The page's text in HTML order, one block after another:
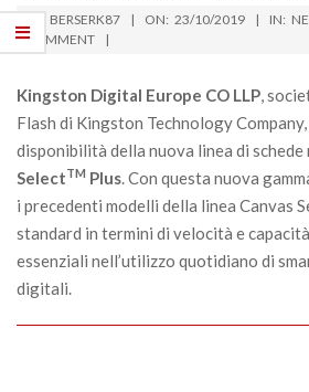
2019-
10-
BY: BERSERK87 ON: 23/10/2019 IN:
COMMENT
Kingston Digital Europe CO LLP,
Flash di Kingston Technology
disponibilità della nuova linea di schede
SelectTM Plus. Con questa nuova
i precedenti modelli della linea Canvas
standard in termini di velocità e
essenziali nell’utilizzo quotidiano di
digitali.